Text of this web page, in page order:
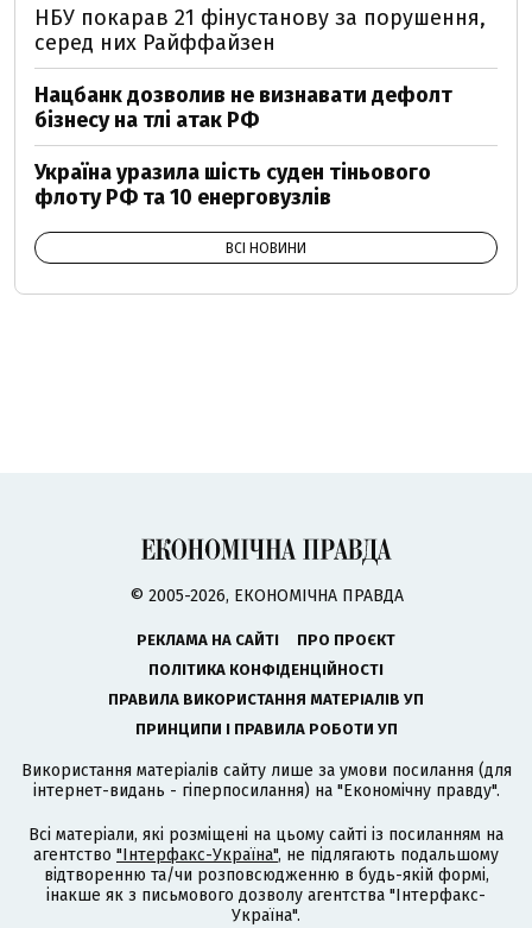
НБУ покарав 21 фінустанову за порушення,
серед них Райффайзен
Нацбанк дозволив не визнавати дефолт
бізнесу на тлі атак РФ
Україна уразила шість суден тіньового
флоту РФ та 10 енерговузлів
ВСІ НОВИНИ
© 2005-2026, ЕКОНОМІЧНА ПРАВДА
РЕКЛАМА НА САЙТІ
ПРО ПРОЄКТ
ПОЛІТИКА КОНФІДЕНЦІЙНОСТІ
ПРАВИЛА ВИКОРИСТАННЯ МАТЕРІАЛІВ УП
ПРИНЦИПИ І ПРАВИЛА РОБОТИ УП
Використання матеріалів сайту лише за умови посилання (для
інтернет-видань - гіперпосилання) на "Економічну правду".
Всі матеріали, які розміщені на цьому сайті із посиланням на
агентство "Інтерфакс-Україна", не підлягають подальшому
відтворенню та/чи розповсюдженню в будь-якій формі,
інакше як з письмового дозволу агентства "Інтерфакс-
Україна".